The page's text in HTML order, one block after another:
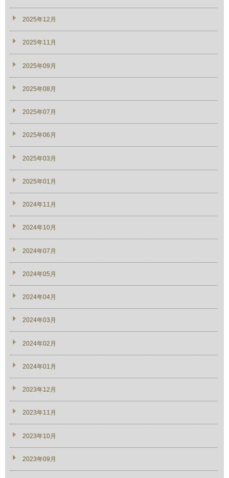
2025年12月
2025年11月
2025年09月
2025年08月
2025年07月
2025年06月
2025年03月
2025年01月
2024年11月
2024年10月
2024年07月
2024年05月
2024年04月
2024年03月
2024年02月
2024年01月
2023年12月
2023年11月
2023年10月
2023年09月